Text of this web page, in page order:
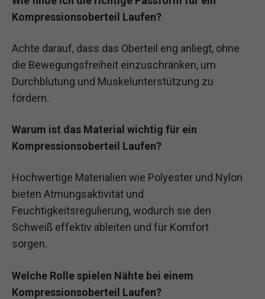
Kompressionsoberteil Laufen?
Achte darauf, dass das Oberteil eng anliegt, ohne
die Bewegungsfreiheit einzuschränken, um
Durchblutung und Muskelunterstützung zu
fördern.
Warum ist das Material wichtig für ein
Kompressionsoberteil Laufen?
Hochwertige Materialien wie Polyester und Nylon
bieten Atmungsaktivität und
Feuchtigkeitsregulierung, wodurch sie den
Schweiß effektiv ableiten und für Komfort
sorgen.
Welche Rolle spielen Nähte bei einem
Kompressionsoberteil Laufen?